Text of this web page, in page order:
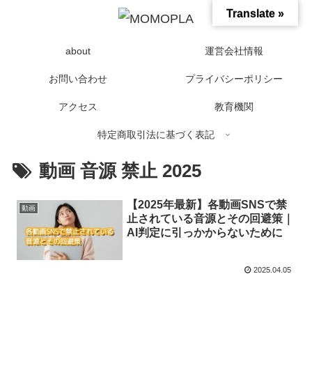
about 運営会社情報
お問い合わせ プライバシーポリシー
アクセス 教育機関
特定商取引法に基づく表記
動画 音源 禁止 2025
動画
【2025年最新】各動画SNSで禁
止されている音源とその回避策｜
AI判定に引っかからないために
2025.04.05
Translate »